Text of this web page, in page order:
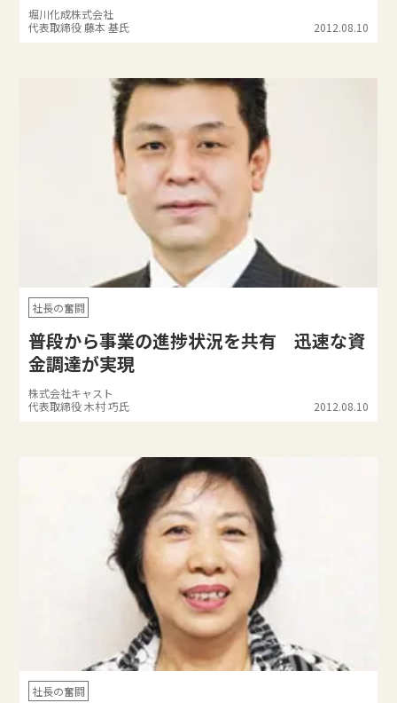
堀川化成株式会社
代表取締役 藤本 基氏
2012.08.10
社長の奮闘
普段から事業の進捗状況を共有 迅速な資
金調達が実現
株式会社キャスト
代表取締役 木村 巧氏
2012.08.10
社長の奮闘